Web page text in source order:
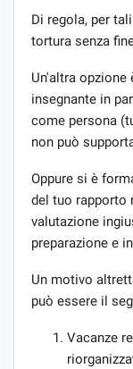
Di regola, per
tortura senza
Un'altra opzione
insegnante in
come persona
non può
Oppure si è
del tuo rapporto
valutazione
preparazione e
Un motivo
può essere il
Vacanze